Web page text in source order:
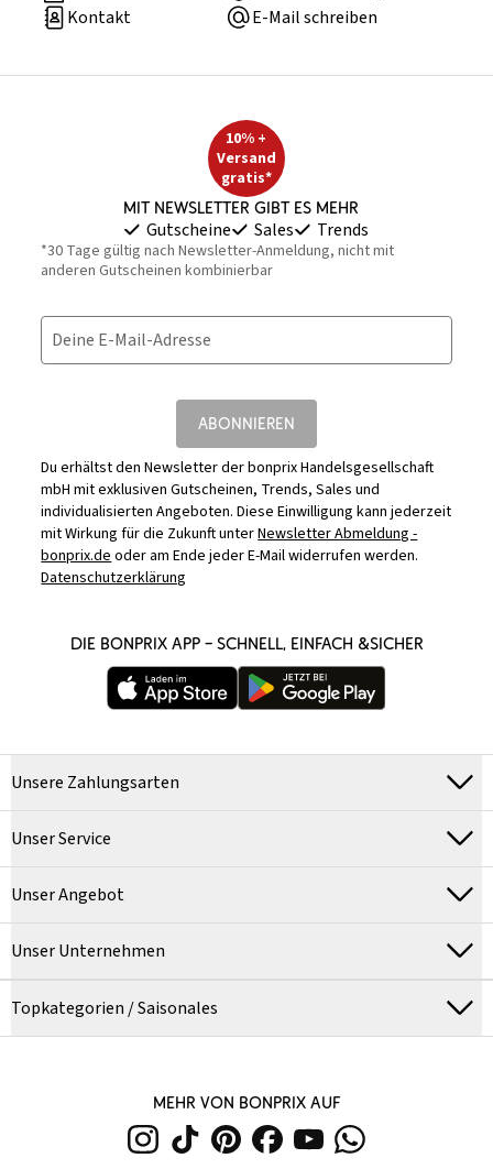
Kontakt
E-Mail schreiben
10% +
Versand
gratis*
Mit Newsletter gibt es mehr
Gutscheine Sales Trends
*30 Tage gültig nach Newsletter-Anmeldung, nicht mit
anderen Gutscheinen kombinierbar
Deine E-Mail-Adresse
ABONNIEREN
Du erhältst den Newsletter der bonprix Handelsgesellschaft
mbH mit exklusiven Gutscheinen, Trends, Sales und
individualisierten Angeboten. Diese Einwilligung kann jederzeit
mit Wirkung für die Zukunft unterNewsletter Abmeldung -
bonprix.deoder am Ende jeder E-Mail widerrufen werden.
Datenschutzerklärung
DIE BONPRIX APP – SCHNELL, EINFACH &SICHER
Unsere Zahlungsarten
Unser Service
Unser Angebot
Unser Unternehmen
Topkategorien / Saisonales
MEHR VON BONPRIX AUF